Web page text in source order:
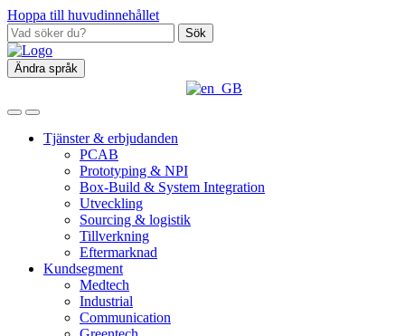
Hoppa till huvudinnehållet
Sök
Ändra språk
Tjänster & erbjudanden
PCAB
Prototyping & NPI
Box‑Build & System Integration
Utveckling
Sourcing & logistik
Tillverkning
Eftermarknad
Kundsegment
Medtech
Industrial
Communication